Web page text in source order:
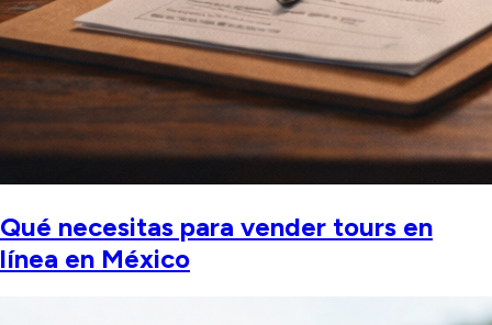
Qué necesitas para vender tours en
línea en México